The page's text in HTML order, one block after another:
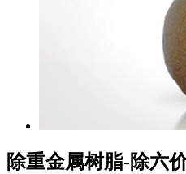
除重金属树脂-除六